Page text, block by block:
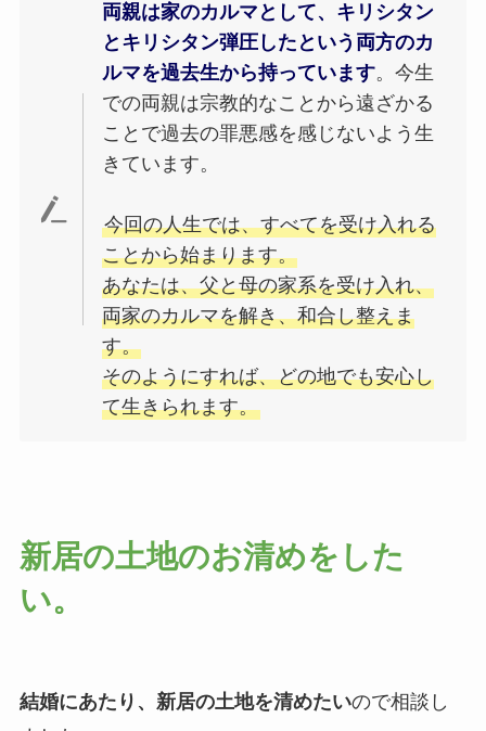
両親は家のカルマとして、キリシタン
とキリシタン弾圧したという両方のカ
ルマを過去生から持っています。今生
での両親は宗教的なことから遠ざかる
ことで過去の罪悪感を感じないよう生
きています。
今回の人生では、すべてを受け入れる
ことから始まります。
あなたは、父と母の家系を受け入れ、
両家のカルマを解き、和合し整えま
す。
そのようにすれば、どの地でも安心し
て生きられます。
新居の土地のお清めをした
い。
結婚にあたり、新居の土地を清めたいので相談し